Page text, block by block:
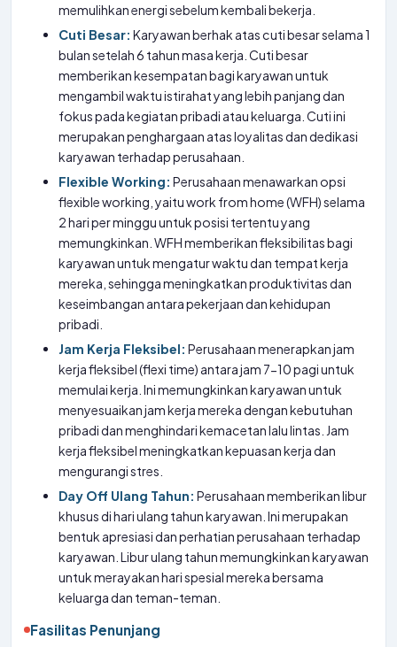
memulihkan energi sebelum kembali bekerja.
Cuti Besar: Karyawan berhak atas cuti besar selama 1
bulan setelah 6 tahun masa kerja. Cuti besar
memberikan kesempatan bagi karyawan untuk
mengambil waktu istirahat yang lebih panjang dan
fokus pada kegiatan pribadi atau keluarga. Cuti ini
merupakan penghargaan atas loyalitas dan dedikasi
karyawan terhadap perusahaan.
Flexible Working: Perusahaan menawarkan opsi
flexible working, yaitu work from home (WFH) selama
2 hari per minggu untuk posisi tertentu yang
memungkinkan. WFH memberikan fleksibilitas bagi
karyawan untuk mengatur waktu dan tempat kerja
mereka, sehingga meningkatkan produktivitas dan
keseimbangan antara pekerjaan dan kehidupan
pribadi.
Jam Kerja Fleksibel: Perusahaan menerapkan jam
kerja fleksibel (flexi time) antara jam 7-10 pagi untuk
memulai kerja. Ini memungkinkan karyawan untuk
menyesuaikan jam kerja mereka dengan kebutuhan
pribadi dan menghindari kemacetan lalu lintas. Jam
kerja fleksibel meningkatkan kepuasan kerja dan
mengurangi stres.
Day Off Ulang Tahun: Perusahaan memberikan libur
khusus di hari ulang tahun karyawan. Ini merupakan
bentuk apresiasi dan perhatian perusahaan terhadap
karyawan. Libur ulang tahun memungkinkan karyawan
untuk merayakan hari spesial mereka bersama
keluarga dan teman-teman.
Fasilitas Penunjang